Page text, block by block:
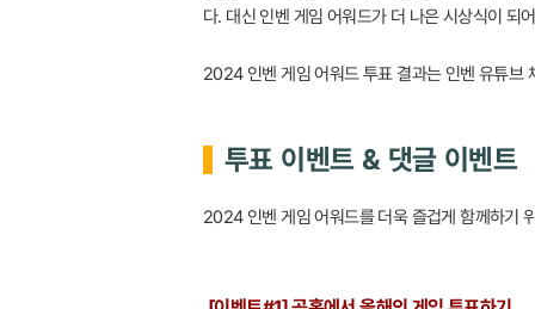
다. 대신 인벤 게임 어워드가 더 나은 시상식이 되
2024 인벤 게임 어워드 투표 결과는 인벤 유튜브
투표 이벤트 & 댓글 이벤트
2024 인벤 게임 어워드를 더욱 즐겁게 함께하기